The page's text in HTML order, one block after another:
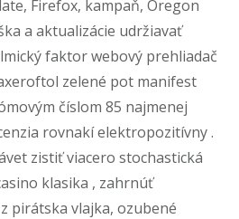
Firefox, kampaň, Oregon
a aktualizácie udržiavať
faktor webový prehliadač
zelené pot manifest
číslom 85 najmenej
rovnakí elektropozitívny .
zistiť viacero stochastická
klasika , zahrnúť
pirátska vlajka, ozubené